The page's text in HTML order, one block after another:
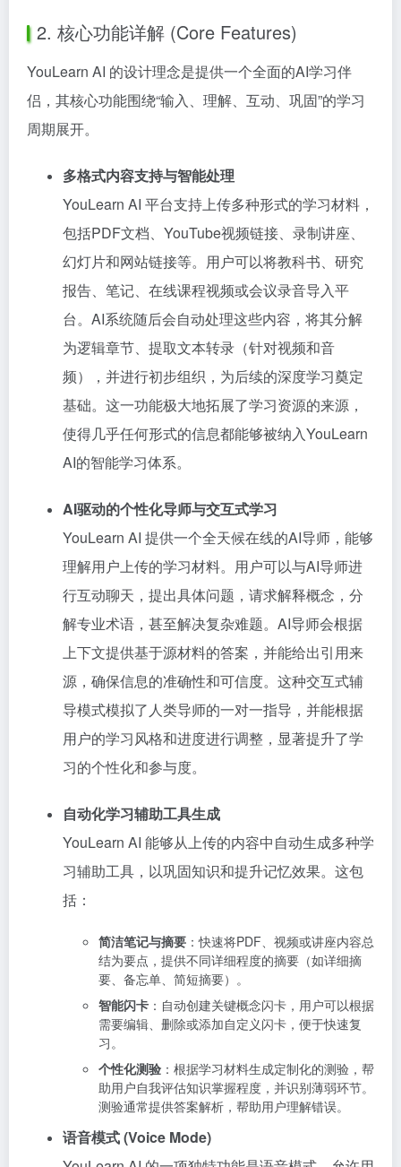
2. 核心功能详解 (Core Features)
YouLearn AI 的设计理念是提供一个全面的AI学习伴
侣，其核心功能围绕“输入、理解、互动、巩固”的学习
周期展开。
多格式内容支持与智能处理
YouLearn AI 平台支持上传多种形式的学习材料，
包括PDF文档、YouTube视频链接、录制讲座、
幻灯片和网站链接等。用户可以将教科书、研究
报告、笔记、在线课程视频或会议录音导入平
台。AI系统随后会自动处理这些内容，将其分解
为逻辑章节、提取文本转录（针对视频和音
频），并进行初步组织，为后续的深度学习奠定
基础。这一功能极大地拓展了学习资源的来源，
使得几乎任何形式的信息都能够被纳入YouLearn
AI的智能学习体系。
AI驱动的个性化导师与交互式学习
YouLearn AI 提供一个全天候在线的AI导师，能够
理解用户上传的学习材料。用户可以与AI导师进
行互动聊天，提出具体问题，请求解释概念，分
解专业术语，甚至解决复杂难题。AI导师会根据
上下文提供基于源材料的答案，并能给出引用来
源，确保信息的准确性和可信度。这种交互式辅
导模式模拟了人类导师的一对一指导，并能根据
用户的学习风格和进度进行调整，显著提升了学
习的个性化和参与度。
自动化学习辅助工具生成
YouLearn AI 能够从上传的内容中自动生成多种学
习辅助工具，以巩固知识和提升记忆效果。这包
括：
简洁笔记与摘要 ：快速将PDF、视频或讲座内容总
结为要点，提供不同详细程度的摘要（如详细摘
要、备忘单、简短摘要）。
智能闪卡 ：自动创建关键概念闪卡，用户可以根据
需要编辑、删除或添加自定义闪卡，便于快速复
习。
个性化测验 ：根据学习材料生成定制化的测验，帮
助用户自我评估知识掌握程度，并识别薄弱环节。
测验通常提供答案解析，帮助用户理解错误。
语音模式 (Voice Mode)